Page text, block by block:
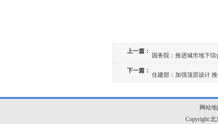
上一篇： 国务院：推进城市地下综
下一篇： 住建部：加强顶层设计
网站
Copyright: